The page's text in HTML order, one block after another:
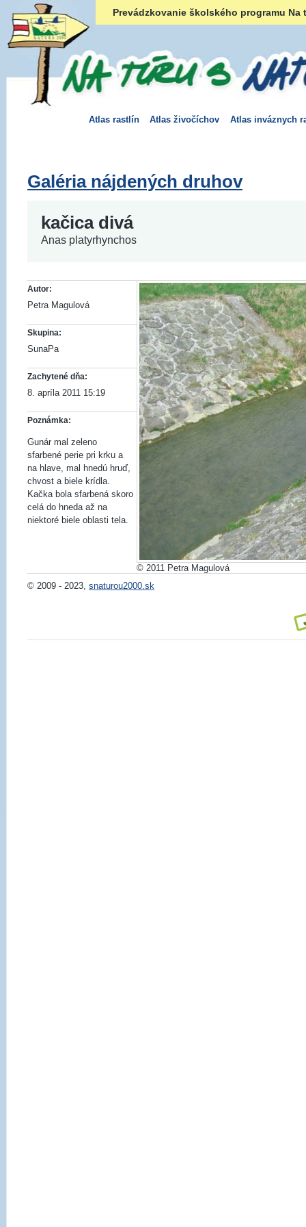
Prevádzkovanie školského programu
Atlas rastlín Atlas živočíchov Atlas inváznych
Galéria nájdených druhov
kačica divá
Anas platyrhynchos
Autor:
Petra Magulová
Skupina:
SunaPa
Zachytené dňa:
8. apríla 2011 15:19
Poznámka:
Gunár mal zeleno
sfarbené perie pri krku a
na hlave, mal hnedú hruď,
chvost a biele krídla.
Kačka bola sfarbená skoro
celá do hneda až na
niektoré biele oblasti tela.
© 2011 Petra Magulová
© 2009 - 2023, snaturou2000.sk